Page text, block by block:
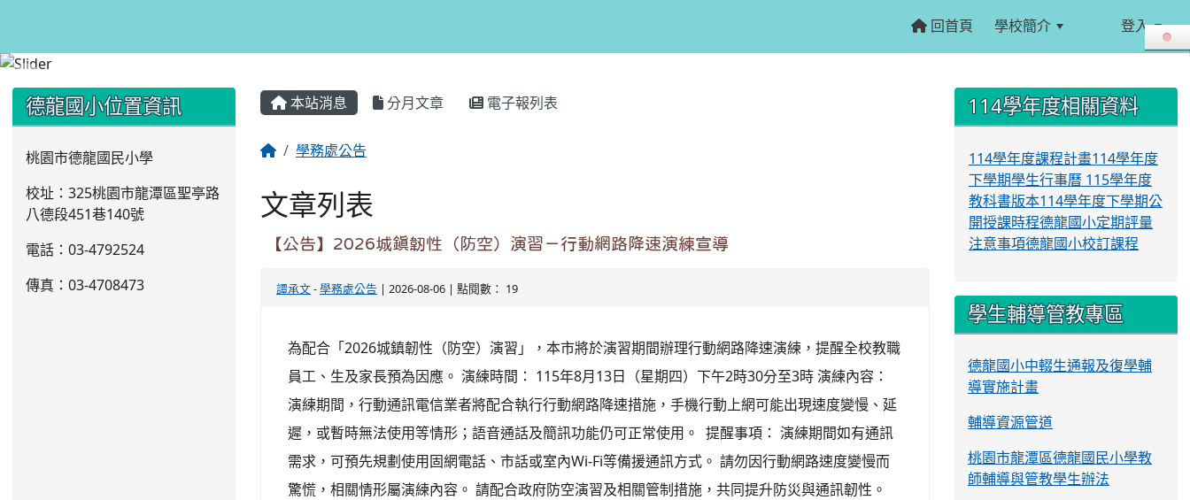
回首頁 學校簡介 登入
本站消息 分月文章 電子報列表
學務處公告
文章列表
【公告】2026城鎮韌性（防空）演習－行動網路降速演練宣導
譚承文-學務處公告 | 2026-08-06 | 點閱數： 19
為配合「2026城鎮韌性（防空）演習」，本市將於演習期間辦理行動網路降速演練，提醒全校教職
員工、生及家長預為因應。 演練時間： 115年8月13日（星期四）下午2時30分至3時 演練內容：
演練期間，行動通訊電信業者將配合執行行動網路降速措施，手機行動上網可能出現速度變慢、延
遲，或暫時無法使用等情形；語音通話及簡訊功能仍可正常使用。 提醒事項： 演練期間如有通訊
需求，可預先規劃使用固網電話、市話或室內Wi-Fi等備援通訊方式。 請勿因行動網路速度變慢而
驚慌，相關情形屬演練內容。 請配合政府防空演習及相關管制措施，共同提升防災與通訊韌性。
::: 德龍國小位置資訊
桃園市德龍國民小學
校址：325桃園市龍潭區聖亭路
八德段451巷140號
電話：03-4792524
傳真：03-4708473
::: 114學年度相關資料
114學年度課程計畫114學年度
下學期學生行事曆 115學年度
教科書版本114學年度下學期公
開授課時程德龍國小定期評量
注意事項德龍國小校訂課程
學生輔導管教專區
德龍國小中輟生通報及復學輔
導實施計畫
輔導資源管道
桃園市龍潭區德龍國民小學教
師輔導與管教學生辦法